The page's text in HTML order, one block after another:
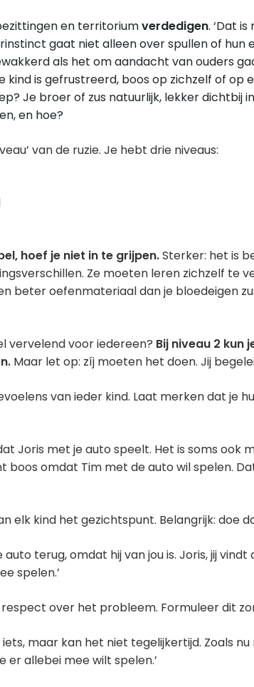
en territoriumverdedigen. ‘Dat
gaat niet alleen over spullen of hun
als het om aandacht van ouders
kind is gefrustreerd, boos op zichzelf of op
Je broer of zus natuurlijk, lekker dichtbij
en hoe?
van de ruzie. Je hebt drie niveaus:
hoef je niet in te grijpen.Sterker: het is
Ze moeten leren zichzelf te
beter oefenmateriaal dan je bloedeigen
vervelend voor iedereen? Bij niveau 2 kun
Maar let op: zíj moeten het doen. Jij
van ieder kind. Laat merken dat je
Joris met je auto speelt. Het is soms ook
boos omdat Tim met de auto wil spelen.
elk kind het gezichtspunt. Belangrijk: doe
auto terug, omdat hij van jou is. Joris, jij
spelen.’
over het probleem. Formuleer dit
iets, maar kan het niet tegelijkertijd. Zoals
er allebei mee wilt spelen.’